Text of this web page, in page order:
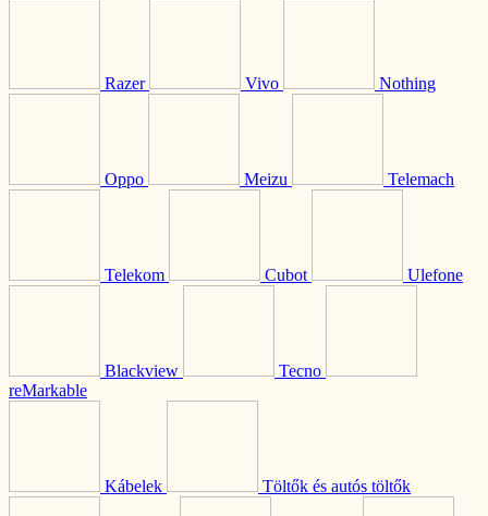
Razer Vivo Nothing
Oppo Meizu Telemach
Telekom Cubot Ulefone
Blackview
Tecno
reMarkable
Kábelek Töltők és autós töltők